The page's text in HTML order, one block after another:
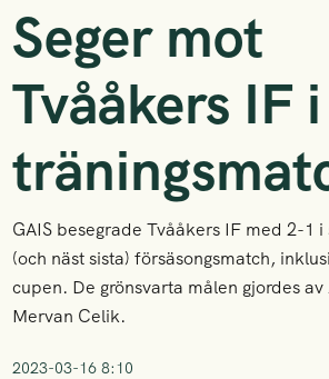
Seger mot
Tvååkers IF i
GAIS besegrade Tvååkers IF med 2-1 i
(och näst sista) försäsongsmatch,
cupen. De grönsvarta målen gjordes av
Mervan Celik.
2023-03-16 8:10